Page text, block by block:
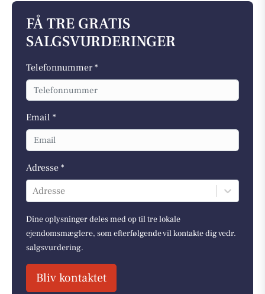
FÅ TRE GRATIS
SALGSVURDERINGER
Telefonnummer *
Email *
Adresse *
Adresse
Dine oplysninger deles med op til tre lokale
ejendomsmæglere, som efterfølgende vil kontakte dig vedr.
salgsvurdering.
Bliv kontaktet